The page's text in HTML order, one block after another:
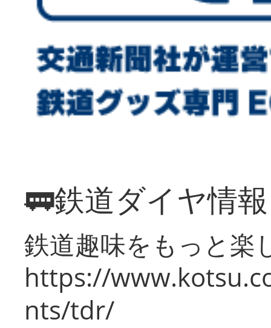
🚃鉄道ダイヤ情
鉄道趣味をもっと楽
https://
nts/tdr/